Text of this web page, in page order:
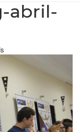
abril-